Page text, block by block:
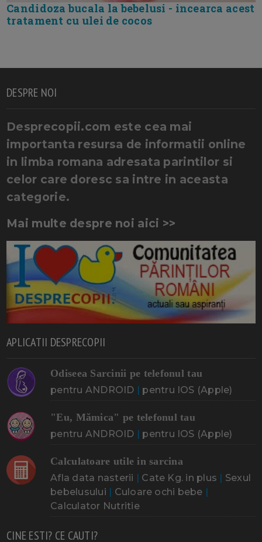
Candidoza bucala la bebelusi - incearca acest
tratament cu ulei de cocos
DESPRE NOI
Desprecopii.com este cea mai
importanta resursa de informatii online
in limba romana adresata parintilor si
celor care doresc sa intre in aceasta
categorie.
Mai multe despre noi aici >>
APLICATII DESPRECOPII
Odiseea Sarcinii pe telefonul tau
pentru ANDROID | pentru IOS (Apple)
"Eu, Mămica" pe telefonul tau
pentru ANDROID | pentru IOS (Apple)
Calculatoare utile in sarcina
Afla data nasterii | Cate Kg. in plus | Sexul
bebelusului | Culoare ochi bebe |
Calculator Nutritie
CINE ESTI? CE CAUTI?